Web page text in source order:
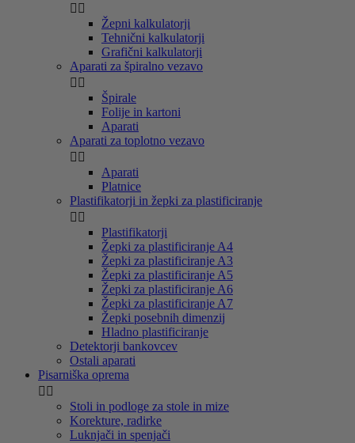
 
Žepni kalkulatorji
Tehnični kalkulatorji
Grafični kalkulatorji
Aparati za špiralno vezavo
 
Špirale
Folije in kartoni
Aparati
Aparati za toplotno vezavo
 
Aparati
Platnice
Plastifikatorji in žepki za plastificiranje
 
Plastifikatorji
Žepki za plastificiranje A4
Žepki za plastificiranje A3
Žepki za plastificiranje A5
Žepki za plastificiranje A6
Žepki za plastificiranje A7
Žepki posebnih dimenzij
Hladno plastificiranje
Detektorji bankovcev
Ostali aparati
Pisarniška oprema
 
Stoli in podloge za stole in mize
Korekture, radirke
Luknjači in spenjači